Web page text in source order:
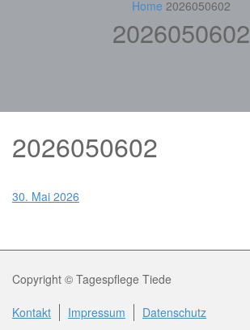
Home 2026050602
2026050602
2026050602
30. Mai 2026
Copyright © Tagespflege Tiede
Kontakt Impressum Datenschutz